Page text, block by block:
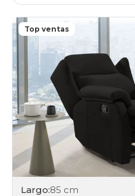
Top ventas
Largo:85 cm